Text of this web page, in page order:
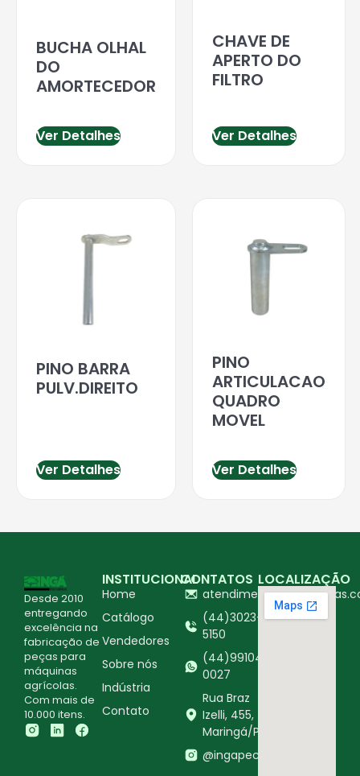
BUCHA OLHAL
DO
AMORTECEDOR
Ver Detalhes
CHAVE DE
APERTO DO
FILTRO
Ver Detalhes
PINO BARRA
PULV.DIREITO
Ver Detalhes
PINO
ARTICULACAO
QUADRO
MOVEL
Ver Detalhes
Desde 2010
entregando
excelência na
fabricação de
peças para
máquinas
agrícolas.
Com mais de
10.000 itens.
INSTITUCIONAL
Home
Catálogo
Vendedores
Sobre nós
Indústria
Contato
CONTATOS
(44)3023-
5150
(44)99104-
0027
Rua Braz
Izelli, 455,
Maringá/PR
@ingapecasagricolas
LOCALIZAÇÃO